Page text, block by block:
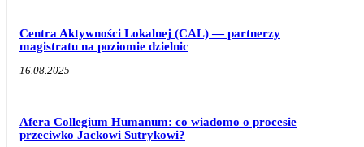
Centra Aktywności Lokalnej (CAL) — partnerzy
magistratu na poziomie dzielnic
16.08.2025
Afera Collegium Humanum: co wiadomo o procesie
przeciwko Jackowi Sutrykowi?